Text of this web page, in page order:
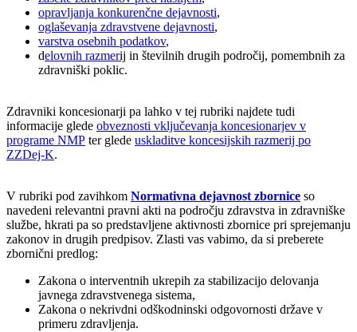
opravljanja konkurenčne dejavnosti,
oglaševanja zdravstvene dejavnosti,
varstva osebnih podatkov,
delovnih razmerij in številnih drugih področij, pomembnih za
zdravniški poklic.
Zdravniki koncesionarji pa lahko v tej rubriki najdete tudi
informacije glede obveznosti vključevanja koncesionarjev v
programe NMP ter glede uskladitve koncesijskih razmerij po
ZZDej-K.
V rubriki pod zavihkom Normativna dejavnost zbornice so
navedeni relevantni pravni akti na področju zdravstva in zdravniške
službe, hkrati pa so predstavljene aktivnosti zbornice pri sprejemanju
zakonov in drugih predpisov. Zlasti vas vabimo, da si preberete
zbornični predlog:
Zakona o interventnih ukrepih za stabilizacijo delovanja
javnega zdravstvenega sistema,
Zakona o nekrivdni odškodninski odgovornosti države v
primeru zdravljenja.